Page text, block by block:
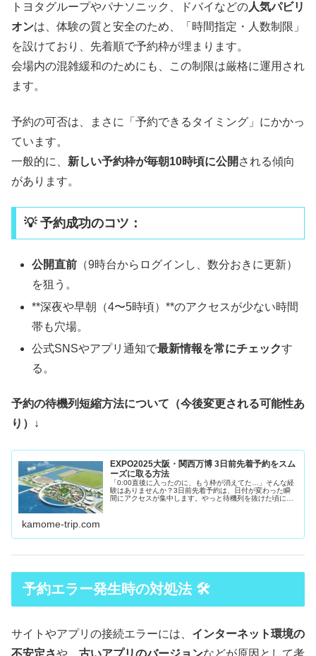
トヨタグループやパナソニック、ドバイなどの人気パビリ
オンは、体験の質と安全のため、「時間指定・人数制限」
を設けており、先着順で予約枠が埋まります。
会場内の混雑緩和のためにも、この制限は厳格に運用され
ます。
予約の可否は、まさに「予約できるタイミング」にかかっ
ています。
一般的に、 新しい予約枠が毎朝10時頃に公開 される傾向
があります。
💡 予約成功のコツ：
公開直前 （9時台からログインし、数分おきに更新）
を狙う。
**深夜や早朝（4〜5時頃）**のアクセスが少ない時間
帯も穴場。
公式SNSやアプリ通知で最新情報を常にチェックす
る。
予約の待機列短縮方法について（今後変更される可能性あ
り）↓
EXPO2025大阪・関西万博 3日前先着予約をスム
ーズに取る方法
「0:00直後に入ったのに、もう枠が消えてた…」そんな経
験はありませんか？3日前先着予約は、日付が変わった瞬
間にアクセスが集中します。やっと待機列を抜けた頃に
kamome-trip.com
予約エラー発生時の対処法 🛠️
サイトやアプリの接続エラーには、 インターネット環境の
不安定さや、 古いアプリのバージョンなどが原因として考